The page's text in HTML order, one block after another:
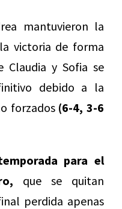
mantuvieron la
victoria de forma
Claudia y Sofia se
debido a la
forzados (6-4, 3-6
para el
que se quitan
perdida apenas